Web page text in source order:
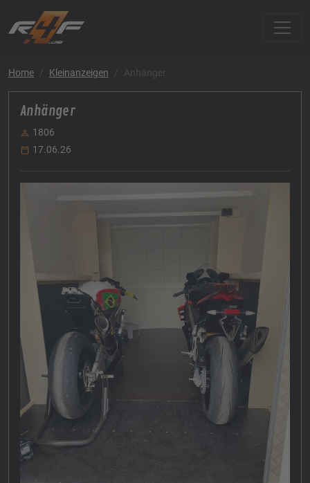
Home Kleinanzeigen Anhänger
Anhänger
1806
17.06.26